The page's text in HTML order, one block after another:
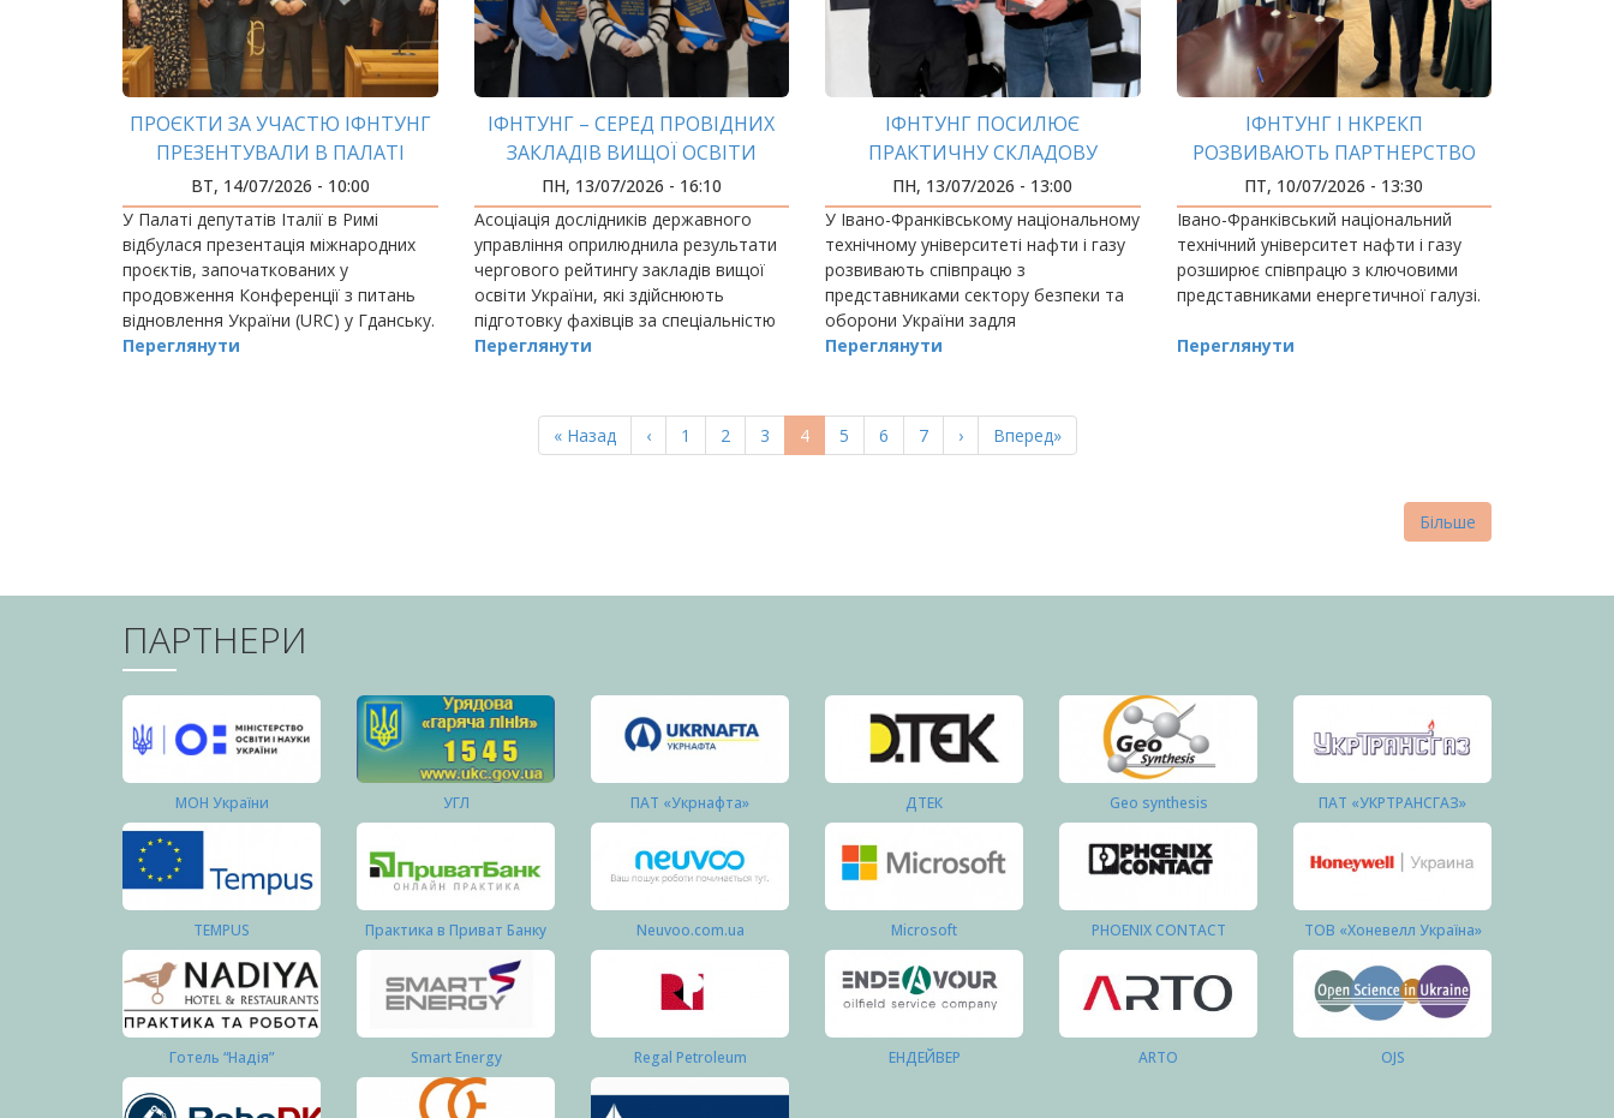
ПРОЄКТИ ЗА УЧАСТЮ ІФНТУНГ
ПРЕЗЕНТУВАЛИ В ПАЛАТІ
ДЕПУТАТІВ ІТАЛІЇ
ВТ, 14/07/2026 - 10:00
У Палаті депутатів Італії в Римі
відбулася презентація міжнародних
проєктів, започаткованих у
продовження Конференції з питань
відновлення України (URC) у Гданську.
Переглянути
ІФНТУНГ – СЕРЕД ПРОВІДНИХ
ЗАКЛАДІВ ВИЩОЇ ОСВІТИ
УКРАЇНИ ЗА СПЕЦІАЛЬНІСТЮ D4
«ПУБЛІЧНЕ УПРАВЛІННЯ ТА
АДМІНІСТРУВАННЯ»
ПН, 13/07/2026 - 16:10
Асоціація дослідників державного
управління оприлюднила результати
чергового рейтингу закладів вищої
освіти України, які здійснюють
підготовку фахівців за спеціальністю
D4 «Публічне управління та
Переглянути
ІФНТУНГ ПОСИЛЮЄ
ПРАКТИЧНУ СКЛАДОВУ
ПІДГОТОВКИ ФАХІВЦІВ З
НАЦІОНАЛЬНОЇ БЕЗПЕКИ
ПН, 13/07/2026 - 13:00
У Івано-Франківському національному
технічному університеті нафти і газу
розвивають співпрацю з
представниками сектору безпеки та
оборони України задля
вдосконалення підготовки майбутніх
Переглянути
ІФНТУНГ І НКРЕКП
РОЗВИВАЮТЬ ПАРТНЕРСТВО
ДЛЯ ЕНЕРГЕТИКИ
МАЙБУТНЬОГО
ПТ, 10/07/2026 - 13:30
Івано-Франківський національний
технічний університет нафти і газу
розширює співпрацю з ключовими
представниками енергетичної галузі.
Переглянути
Перша
сторінка
« Назад
Попередня
сторінка
‹ Page
1 Page
2 Page
3
Поточна
сторінка
4 Page
5 Page
6 Page
7
Наступна
сторінка
›
Остання
сторінка
Вперед»
Більше
ПАРТНЕРИ
МОН України УГЛ ПАТ «Укрнафта» ДТЕК Geo synthesis ПАТ «УКРТРАНСГАЗ»
TEMPUS Практика в Приват Банку Neuvoo.com.ua Microsoft PHOENIX CONTACT ТОВ «Хоневелл Україна»
Готель “Надія” Smart Energy Regal Petroleum ЕНДЕЙВЕР ARTO OJS